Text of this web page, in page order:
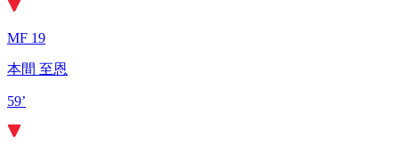
MF 19
本間 至恩
59’